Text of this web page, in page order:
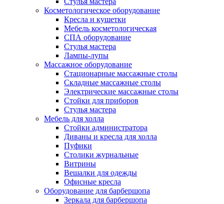
Косметологическое оборудование
Кресла и кушетки
Мебель косметологическая
СПА оборудование
Стулья мастера
Лампы-лупы
Массажное оборудование
Стационарные массажные столы
Складные массажные столы
Электрические массажные столы
Стойки для приборов
Стулья мастера
Мебель для холла
Стойки администратора
Диваны и кресла для холла
Пуфики
Столики журнальные
Витрины
Вешалки для одежды
Офисные кресла
Оборудование для барбершопа
Зеркала для барбершопа